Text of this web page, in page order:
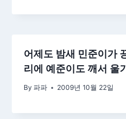
어제도 밤새 민준이가
리에 예준이도 깨서 울
By 파파 2009년 10월 22일